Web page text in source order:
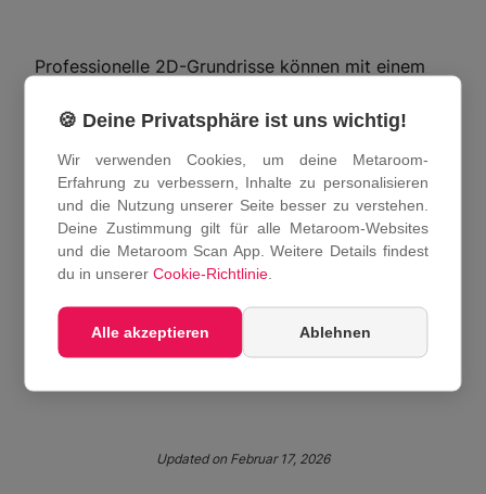
Professionelle 2D-Grundrisse können mit einem
LiDAR-Sensor ausgestattet ist. Das LiDAR-
Geometrie digital und wandelt sie in strukturierte,
bemaßte 2D-Grundrisse um. Tools wie Metaroom
nutzen diesen Ansatz, um professionelle
Dokumentationen zu erstellen, die für
Renovierungs- und Planungsabläufe geeignet sind.
Share This Article :
Updated on Februar 17, 2026
🍪 Deine Privatsphäre ist uns wichtig!
Wir verwenden Cookies, um deine Metaroom-
Erfahrung zu verbessern, Inhalte zu personalisieren
und die Nutzung unserer Seite besser zu verstehen.
Deine Zustimmung gilt für alle Metaroom-Websites
und die Metaroom Scan App. Weitere Details findest
du in unsererCookie-Richtlinie
Alle akzeptieren Ablehnen